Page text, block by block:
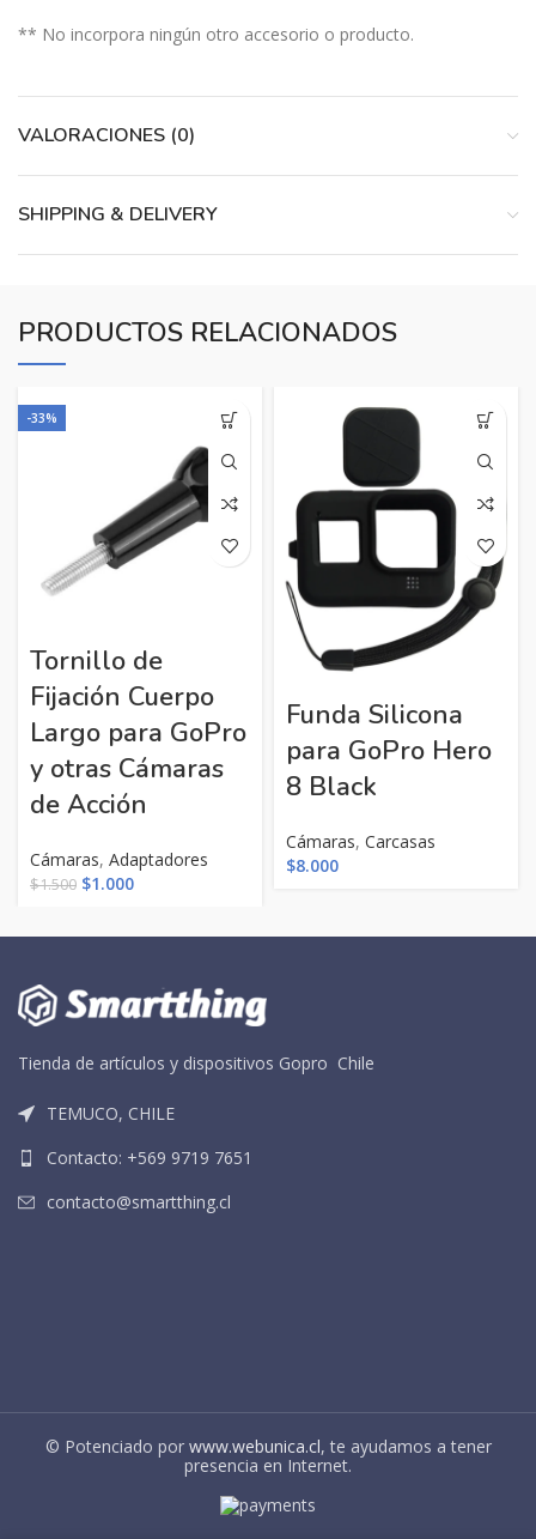
** No incorpora ningún otro accesorio o producto.
VALORACIONES (0)
SHIPPING & DELIVERY
PRODUCTOS RELACIONADOS
-33%
Tornillo de
Fijación Cuerpo
Largo para GoPro
y otras Cámaras
de Acción
Cámaras, Adaptadores
$1.500 El
$1.000El
Funda Silicona
para GoPro Hero
8 Black
Cámaras, Carcasas
$8.000
Tienda de artículos y dispositivos Gopro Chile
TEMUCO, CHILE
Contacto: +569 9719 7651
contacto@smartthing.cl
© Potenciado por www.webunica.cl, te ayudamos a tener
presencia en Internet.